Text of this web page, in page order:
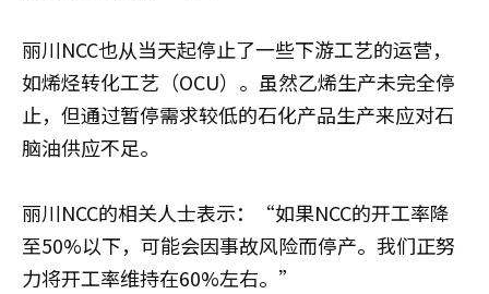
丽川NCC也从当天起停止了一些下游工艺的运营，
如烯烃转化工艺（OCU）。虽然乙烯生产未完全停
止，但通过暂停需求较低的石化产品生产来应对石
脑油供应不足。
丽川NCC的相关人士表示：“如果NCC的开工率降
至50%以下，可能会因事故风险而停产。我们正努
力将开工率维持在60%左右。”